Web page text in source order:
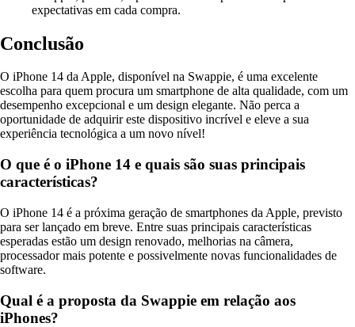
expectativas em cada compra.
Conclusão
O iPhone 14 da Apple, disponível na Swappie, é uma excelente
escolha para quem procura um smartphone de alta qualidade, com um
desempenho excepcional e um design elegante. Não perca a
oportunidade de adquirir este dispositivo incrível e eleve a sua
experiência tecnológica a um novo nível!
O que é o iPhone 14 e quais são suas principais
características?
O iPhone 14 é a próxima geração de smartphones da Apple, previsto
para ser lançado em breve. Entre suas principais características
esperadas estão um design renovado, melhorias na câmera,
processador mais potente e possivelmente novas funcionalidades de
software.
Qual é a proposta da Swappie em relação aos
iPhones?